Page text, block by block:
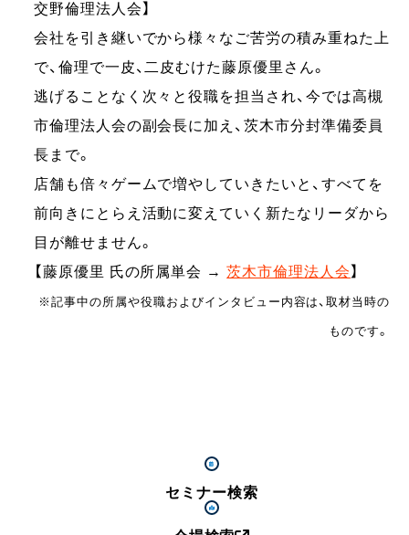
交野倫理法人会】
会社を引き継いでから様々なご苦労の積み重ねた上
で、倫理で一皮、二皮むけた藤原優里さん。
逃げることなく次々と役職を担当され、今では高槻
市倫理法人会の副会長に加え、茨木市分封準備委員
長まで。
店舗も倍々ゲームで増やしていきたいと、すべてを
前向きにとらえ活動に変えていく新たなリーダから
目が離せません。
【藤原優里 氏の所属単会 →茨木市倫理法人会 】
※記事中の所属や役職およびインタビュー内容は、取材当時の
ものです。
セミナー検索